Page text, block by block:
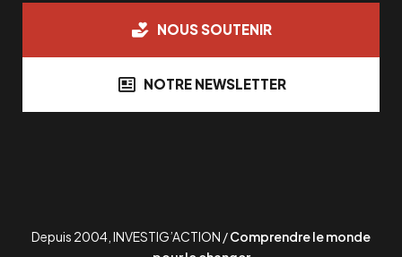
NOUS SOUTENIR
NOTRE NEWSLETTER
Depuis 2004, INVESTIG’ACTION /Comprendre le monde